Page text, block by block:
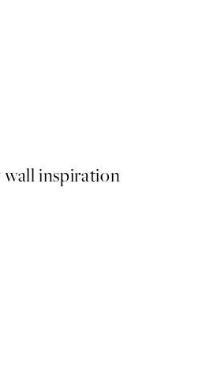
wall inspiration